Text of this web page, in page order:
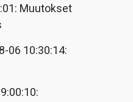
Muutokset
06 10:30:14: